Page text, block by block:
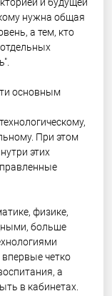
нужна общая
а тем, кто
основным
При этом
этих
физике,
больше
впервые четко
а
в кабинетах.